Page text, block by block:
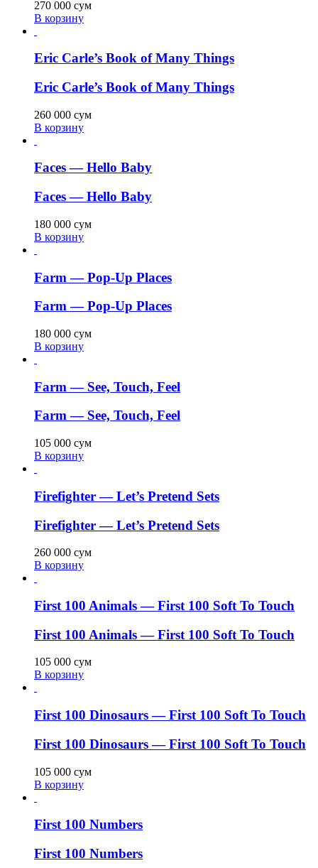
270 000 сум
В корзину
Eric Carle’s Book of Many Things
Eric Carle’s Book of Many Things
260 000 сум
В корзину
Faces — Hello Baby
Faces — Hello Baby
180 000 сум
В корзину
Farm — Pop-Up Places
Farm — Pop-Up Places
180 000 сум
В корзину
Farm — See, Touch, Feel
Farm — See, Touch, Feel
105 000 сум
В корзину
Firefighter — Let’s Pretend Sets
Firefighter — Let’s Pretend Sets
260 000 сум
В корзину
First 100 Animals — First 100 Soft To Touch
First 100 Animals — First 100 Soft To Touch
105 000 сум
В корзину
First 100 Dinosaurs — First 100 Soft To Touch
First 100 Dinosaurs — First 100 Soft To Touch
105 000 сум
В корзину
First 100 Numbers
First 100 Numbers